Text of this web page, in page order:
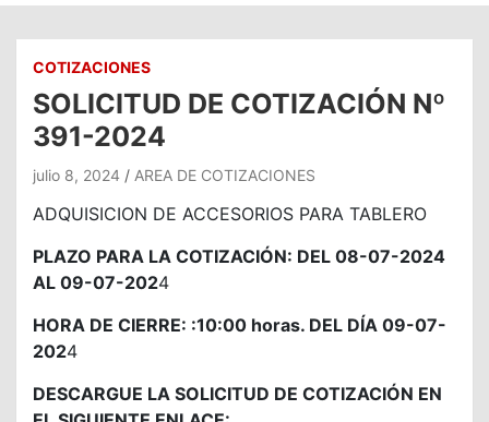
COTIZACIONES
SOLICITUD DE COTIZACIÓN Nº
391-2024
julio 8, 2024 AREA DE COTIZACIONES
ADQUISICION DE ACCESORIOS PARA TABLERO
PLAZO PARA LA COTIZACIÓN: DEL 08-07-2024
AL 09-07-2024
HORA DE CIERRE: :10:00 horas. DEL DÍA 09-07-
2024
DESCARGUE LA SOLICITUD DE COTIZACIÓN EN